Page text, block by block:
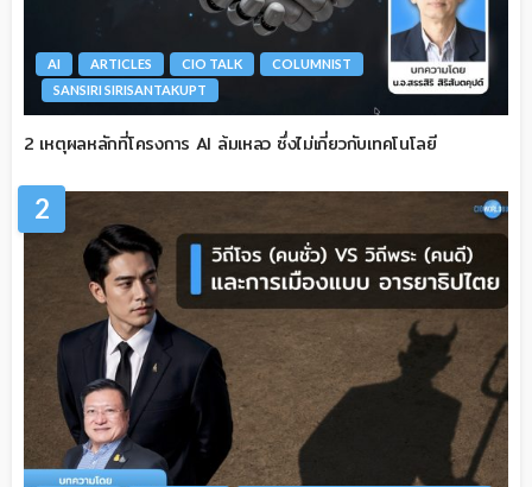
AI ARTICLES CIO TALK
COLUMNIST
SANSIRI SIRISANTAKUPT
2 เหตุผลหลักที่โครงการ AI ล้มเหลว ซึ่งไม่เกี่ยวกับเทคโนโลยี
2